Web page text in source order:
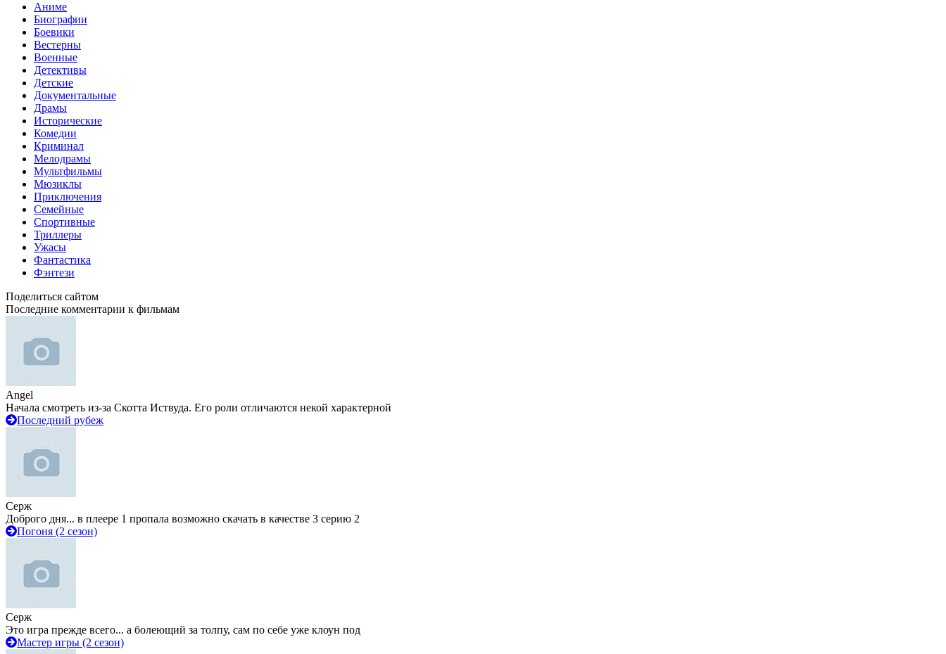
Аниме
Биографии
Боевики
Вестерны
Военные
Детективы
Детские
Документальные
Драмы
Исторические
Комедии
Криминал
Мелодрамы
Мультфильмы
Мюзиклы
Приключения
Семейные
Спортивные
Триллеры
Ужасы
Фантастика
Фэнтези
Поделиться сайтом
Последние комментарии к фильмам
Angel
Начала смотреть из-за Скотта Иствуда. Его роли отличаются некой характерной
Последний рубеж
Серж
Доброго дня... в плеере 1 пропала возможно скачать в качестве 3 серию 2
Погоня (2 сезон)
Серж
Это игра прежде всего... а болеющий за толпу, сам по себе уже клоун под
Мастер игры (2 сезон)